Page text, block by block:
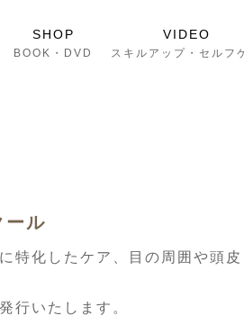
SHOP
BOOK・DVD
VIDEO
スキルアップ・セルフ
ール
特化したケア、目の周囲や頭
行いたします。